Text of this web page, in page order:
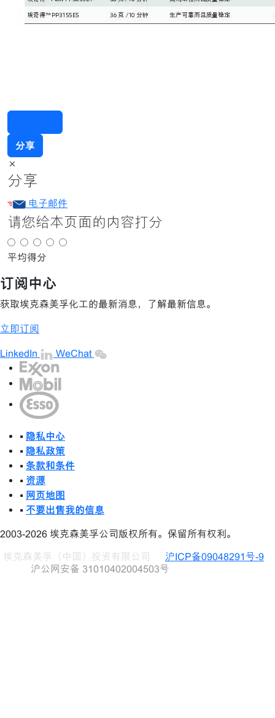
分享
×
分享
电子邮件
请您给本页面的内容打分
平均得分
订阅中心
获取埃克森美孚化工的最新消息，了解最新信息。
立即订阅
LinkedIn WeChat
• 隐私中心
• 隐私政策
• 条款和条件
• 资源
• 网页地图
• 不要出售我的信息
2003-2026 埃克森美孚公司版权所有。保留所有权利。
埃克森美孚（中国）投资有限公司
沪ICP备09048291号-9
沪公网安备 31010402004503号